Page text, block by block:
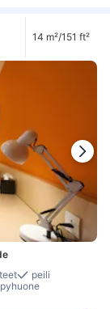
14 m²/151 ft²
peili